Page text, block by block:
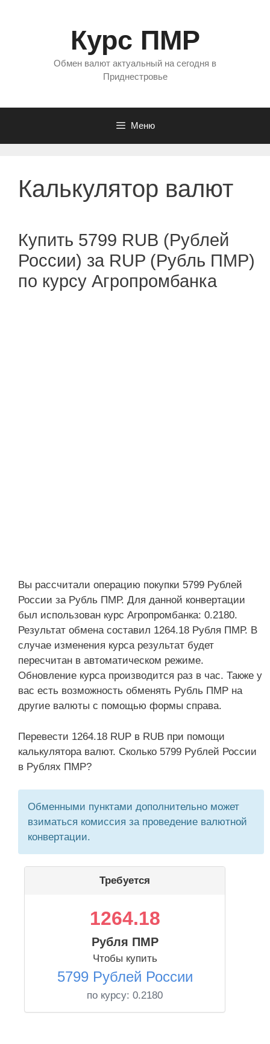
Курс ПМР
Обмен валют актуальный на сегодня в
Приднестровье
Меню
Калькулятор валют
Купить 5799 RUB (Рублей
России) за RUP (Рубль ПМР)
по курсу Агропромбанка
Вы рассчитали операцию покупки 5799 Рублей
России за Рубль ПМР. Для данной конвертации
был использован курс Агропромбанка: 0.2180.
Результат обмена составил 1264.18 Рубля ПМР. В
случае изменения курса результат будет
пересчитан в автоматическом режиме.
Обновление курса производится раз в час. Также у
вас есть возможность обменять Рубль ПМР на
другие валюты с помощью формы справа.
Перевести 1264.18 RUP в RUB при помощи
калькулятора валют. Сколько 5799 Рублей России
в Рублях ПМР?
Обменными пунктами дополнительно может
взиматься комиссия за проведение валютной
конвертации.
Требуется
1264.18
Рубля ПМР
Чтобы купить
5799 Рублей России
по курсу: 0.2180